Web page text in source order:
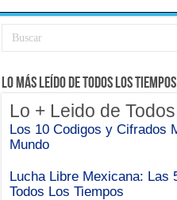
Lo Más Leído de Todos Los Tiempos
Lo + Leido de
Los 10 Codigos y Cifrados
Mundo
Lucha Libre Mexicana: Las
Todos Los Tiempos